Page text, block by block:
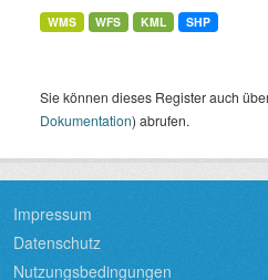
WMS WFS KML SHP
Sie können dieses Register auch
Dokumentation) abrufen.
Impressum
Datenschutz
Nutzungsbedingungen